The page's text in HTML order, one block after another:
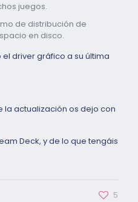
juegos.
de distribución de
en disco.
driver gráfico a su última
la actualización os dejo con
Deck, y de lo que tengáis
5